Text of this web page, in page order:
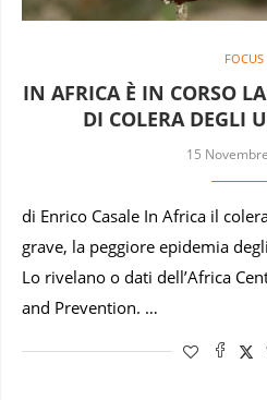
FOCUS
IN AFRICA È IN CORSO
DI COLERA DEGLI
15
di Enrico Casale In Africa il
grave, la peggiore epidemia
Lo rivelano o dati dell’Africa
and Prevention. …